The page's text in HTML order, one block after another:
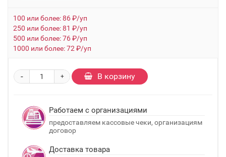
100 или более: 86 ₽/уп
250 или более: 81 ₽/уп
500 или более: 76 ₽/уп
1000 или более: 72 ₽/уп
+
- В корзину
Работаем с организациями
предоставляем кассовые чеки, организациям
договор
Доставка товара